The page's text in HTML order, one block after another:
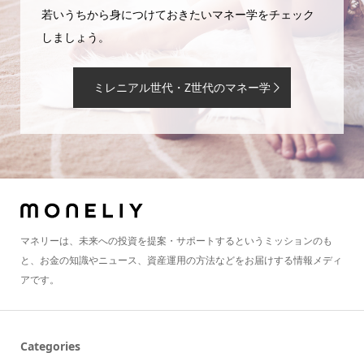
若いうちから身につけておきたいマネー学をチェック
しましょう。
ミレニアル世代・Z世代のマネー学
マネリーは、未来への投資を提案・サポートするというミッションのも
と、お金の知識やニュース、資産運用の方法などをお届けする情報メディ
アです。
Categories